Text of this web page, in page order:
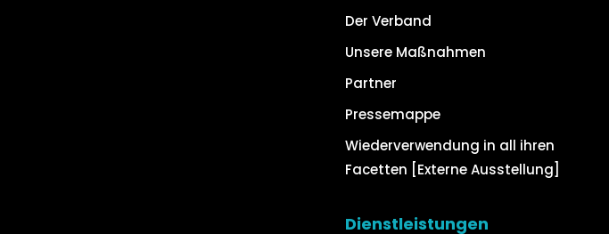
Der Verband
Unsere Maßnahmen
Partner
Pressemappe
Wiederverwendung in all ihren
Facetten [Externe Ausstellung]
Dienstleistungen